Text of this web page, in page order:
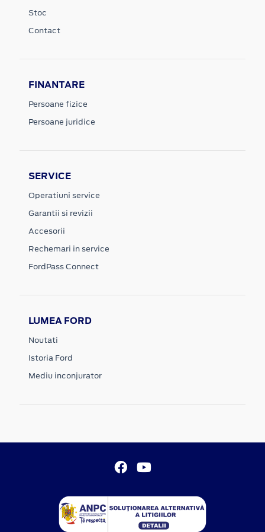
Stoc
Contact
FINANTARE
Persoane fizice
Persoane juridice
SERVICE
Operatiuni service
Garantii si revizii
Accesorii
Rechemari in service
FordPass Connect
LUMEA FORD
Noutati
Istoria Ford
Mediu inconjurator